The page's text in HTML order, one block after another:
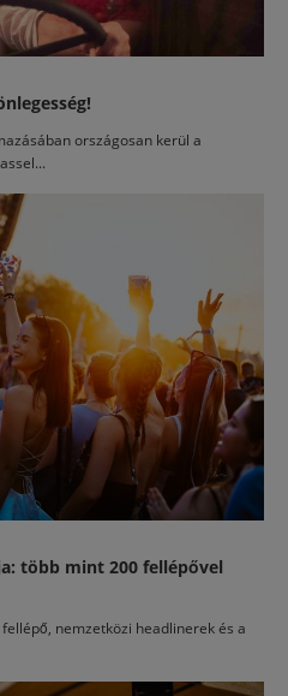
országosan kerül a
több mint 200 fellépővel
nemzetközi headlinerek és a